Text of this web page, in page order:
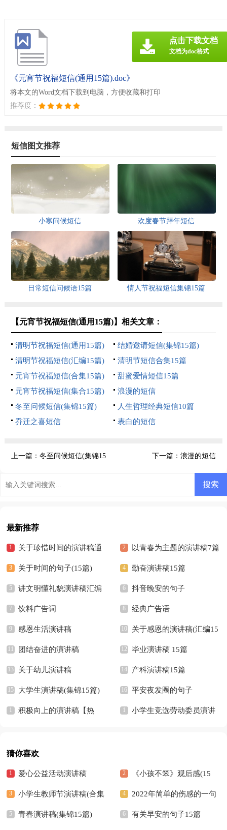
《元宵节祝福短信(通用15篇).doc》
将本文的Word文档下载到电脑，方便收藏和打印
推荐度：
点击下载文档
文档为doc格式
短信图文推荐
小寒问候短信 欢度春节拜年短信
日常短信问候语15篇 情人节祝福短信集锦15篇
【元宵节祝福短信(通用15篇)】相关文章：
清明节祝福短信(通用15篇)
结婚邀请短信(集锦15篇)
清明节祝福短信(汇编15篇)
清明节短信合集15篇
元宵节祝福短信(合集15篇)
甜蜜爱情短信15篇
元宵节祝福短信(集合15篇)
浪漫的短信
冬至问候短信(集锦15篇)
人生哲理经典短信10篇
乔迁之喜短信
表白的短信
上一篇： 冬至问候短信(集锦15 下一篇：浪漫的短信
最新推荐
关于珍惜时间的演讲稿通
用15篇
以青春为主题的演讲稿7篇
关于时间的句子(15篇) 勤奋演讲稿15篇
讲文明懂礼貌演讲稿汇编
15篇
抖音晚安的句子
饮料广告词 经典广告语
感恩生活演讲稿 关于感恩的演讲稿(汇编15
篇)
团结奋进的演讲稿 毕业演讲稿 15篇
关于幼儿演讲稿 产科演讲稿15篇
大学生演讲稿(集锦15篇) 平安夜发圈的句子
积极向上的演讲稿【热 小学生竞选劳动委员演讲
猜你喜欢
爱心公益活动演讲稿 《小孩不笨》观后感(15
篇)
小学生教师节演讲稿(合集
15篇)
2022年简单的伤感的一句
话语录集合57句
青春演讲稿(集锦15篇) 有关早安的句子15篇